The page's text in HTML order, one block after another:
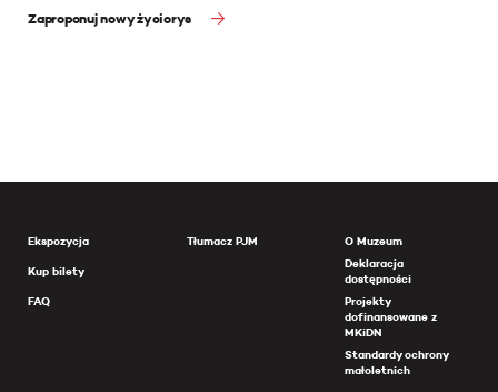
Zaproponuj nowy życiorys
Ekspozycja
Kup bilety
FAQ
Tłumacz PJM
O Muzeum
Deklaracja
dostępności
Projekty
dofinansowane z
MKiDN
Standardy ochrony
małoletnich